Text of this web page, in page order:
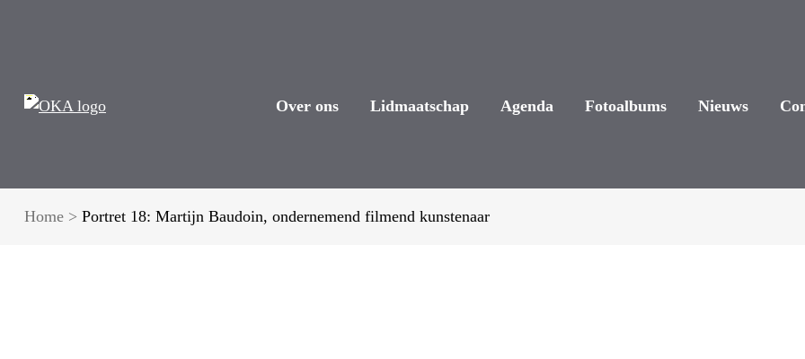
Over ons Lidmaatschap Agenda Fotoalbums Nieuws
Home > Portret 18: Martijn Baudoin, ondernemend filmend kunstenaar